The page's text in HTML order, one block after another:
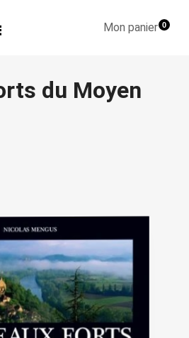
Mon panier0
du Moyen